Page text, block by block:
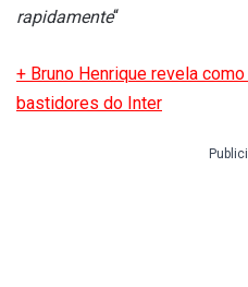
rapidamente“
+ Bruno Henrique revela
bastidores do Inter